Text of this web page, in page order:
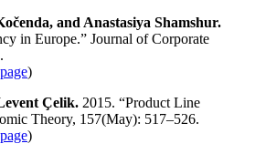
and Anastasiya Shamshur.
in Europe.” Journal of Corporate
)
Çelik. 2015. “Product Line
Theory, 157(May): 517–526.
)